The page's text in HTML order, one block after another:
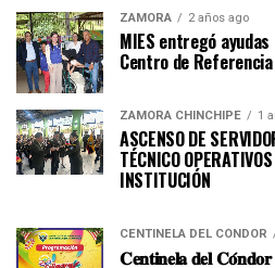
ZAMORA 2 años ago
MIES entregó
Centro de
ZAMORA CHINCHIPE 1
ASCENSO DE
TÉCNICO
CENTINELA DEL CÓNDOR
𝐂𝐞𝐧𝐭𝐢𝐧𝐞𝐥𝐚 𝐝𝐞𝐥 𝐂𝐨́𝐧𝐝𝐨𝐫